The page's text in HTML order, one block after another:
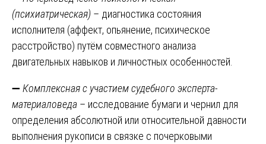
(психиатрическая) – диагностика состояния
исполнителя (аффект, опьянение, психическое
расстройство) путём совместного анализа
двигательных навыков и личностных особенностей.
➖ Комплексная с участием судебного эксперта-
материаловеда – исследование бумаги и чернил для
определения абсолютной или относительной давности
выполнения рукописи в связке с почерковыми